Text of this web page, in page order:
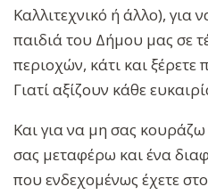
Καλλιτεχνικό ή άλλο), για
παιδιά του Δήμου μας σε
περιοχών, κάτι και ξέρετε
Γιατί αξίζουν κάθε
Και για να μη σας
σας μεταφέρω και ένα
που ενδεχομένως έχετε